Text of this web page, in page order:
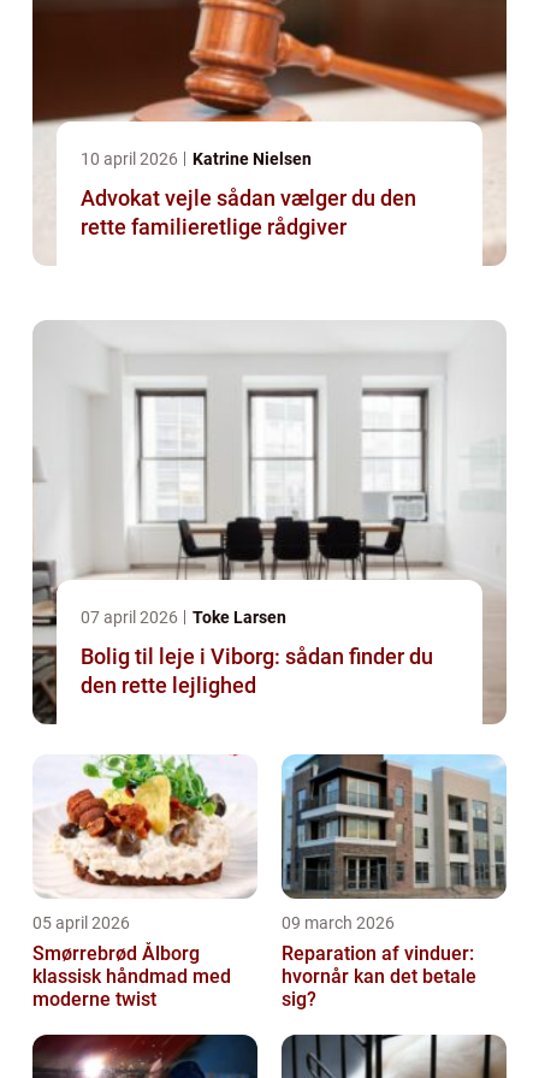
10 april 2026 Katrine Nielsen
Advokat vejle sådan vælger du den
rette familieretlige rådgiver
07 april 2026 Toke Larsen
Bolig til leje i Viborg: sådan finder du
den rette lejlighed
05 april 2026
Smørrebrød Ålborg
klassisk håndmad med
moderne twist
09 march 2026
Reparation af vinduer:
hvornår kan det betale
sig?